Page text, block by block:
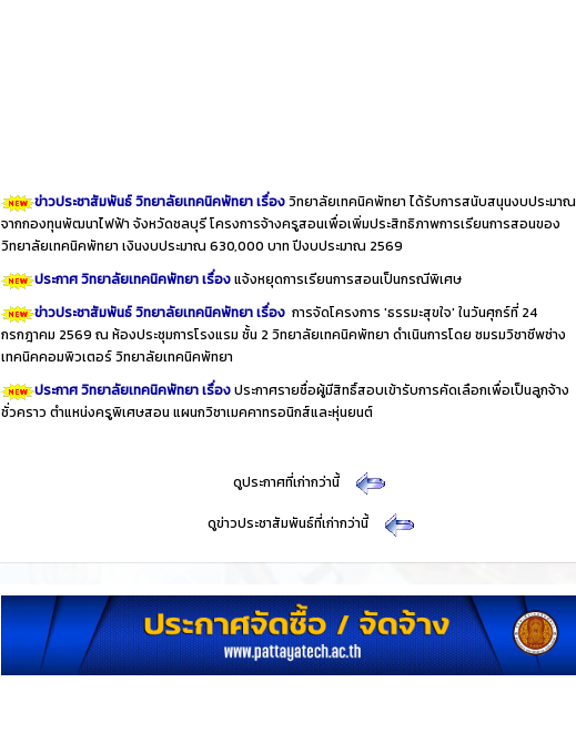
ข่าวประชาสัมพันธ์ วิทยาลัยเทคนิคพัทยา เรื่องวิทยาลัยเทคนิคพัทยา ได้รับการสนับสนุนงบประมาณ
จากกองทุนพัฒนาไฟฟ้า จังหวัดชลบุรี โครงการจ้างครูสอนเพื่อเพิ่มประสิทธิภาพการเรียนการสอนของ
วิทยาลัยเทคนิคพัทยา เงินงบประมาณ 630,000 บาท ปีงบประมาณ 2569
ประกาศ วิทยาลัยเทคนิคพัทยา เรื่องแจ้งหยุดการเรียนการสอนเป็นกรณีพิเศษ
ข่าวประชาสัมพันธ์ วิทยาลัยเทคนิคพัทยา เรื่อง การจัดโครงการ 'ธรรมะสุขใจ' ในวันศุกร์ที่ 24
กรกฎาคม 2569 ณ ห้องประชุมการโรงแรม ชั้น 2 วิทยาลัยเทคนิคพัทยา ดำเนินการโดย ชมรมวิชาชีพช่าง
เทคนิคคอมพิวเตอร์ วิทยาลัยเทคนิคพัทยา
ประกาศ วิทยาลัยเทคนิคพัทยา เรื่องประกาศรายชื่อผู้มีสิทธิ์สอบเข้ารับการคัดเลือกเพื่อเป็นลูกจ้าง
ชั่วคราว ตำแหน่งครูพิเศษสอน แผนกวิชาเมคคาทรอนิกส์และหุ่นยนต์
ดูประกาศที่เก่ากว่านี้
ดูข่าวประชาสัมพันธ์ที่เก่ากว่านี้